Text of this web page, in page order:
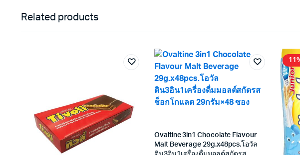
Related products
Ovaltine 3in1 Chocolate Flavour
Malt Beverage 29g.x48pcs.โอวัล